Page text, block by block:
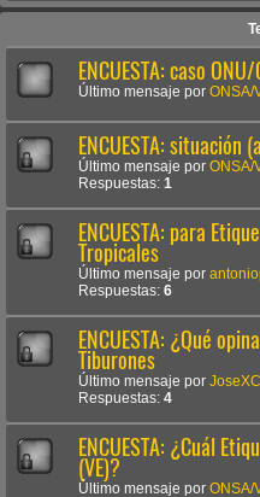
ENCUESTA: caso
Último mensaje por ONSA/
ENCUESTA: situación
Último mensaje por ONSA/
Respuestas: 1
ENCUESTA: para
Tropicales
Último mensaje por
Respuestas: 6
ENCUESTA: ¿Qué
Tiburones
Último mensaje por
Respuestas: 4
ENCUESTA: ¿Cuál
(VE)?
Último mensaje por ONSA/